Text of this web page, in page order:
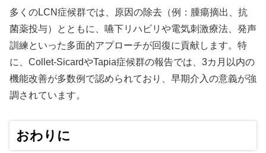
多くのLCN症候群では、原因の除去（例：腫瘍摘出、抗
菌薬投与）とともに、嚥下リハビリや電気刺激療法、発声
訓練といった多面的アプローチが回復に貢献します。特
に、Collet-SicardやTapia症候群の報告では、3カ月以内の
機能改善が多数例で認められており、早期介入の意義が強
調されています。
おわりに